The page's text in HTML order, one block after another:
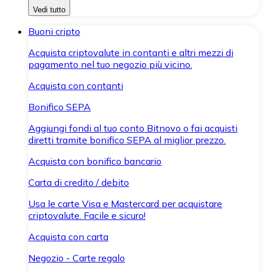
Vedi tutto
Buoni cripto
Acquista criptovalute in contanti e altri mezzi di
pagamento nel tuo negozio più vicino.
Acquista con contanti
Bonifico SEPA
Aggiungi fondi al tuo conto Bitnovo o fai acquisti
diretti tramite bonifico SEPA al miglior prezzo.
Acquista con bonifico bancario
Carta di credito / debito
Usa le carte Visa e Mastercard per acquistare
criptovalute. Facile e sicuro!
Acquista con carta
Negozio - Carte regalo